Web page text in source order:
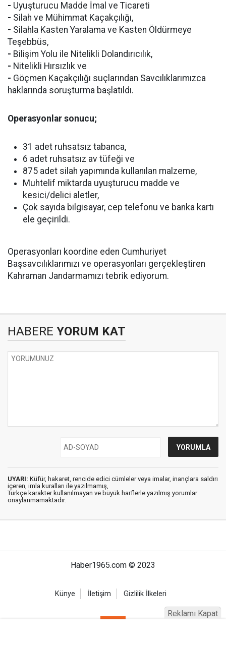
- Uyuşturucu Madde İmal ve Ticareti
- Silah ve Mühimmat Kaçakçılığı,
- Silahla Kasten Yaralama ve Kasten Öldürmeye
Teşebbüs,
- Bilişim Yolu ile Nitelikli Dolandırıcılık,
- Nitelikli Hırsızlık ve
- Göçmen Kaçakçılığı suçlarından Savcılıklarımızca
haklarında soruşturma başlatıldı.
Operasyonlar sonucu;
31 adet ruhsatsız tabanca,
6 adet ruhsatsız av tüfeği ve
875 adet silah yapımında kullanılan malzeme,
Muhtelif miktarda uyuşturucu madde ve
kesici/delici aletler,
Çok sayıda bilgisayar, cep telefonu ve banka kartı
ele geçirildi.
Operasyonları koordine eden Cumhuriyet
Başsavcılıklarımızı ve operasyonları gerçekleştiren
Kahraman Jandarmamızı tebrik ediyorum.
HABERE YORUM KAT
UYARI: Küfür, hakaret, rencide edici cümleler veya imalar, inançlara saldırı
içeren, imla kuralları ile yazılmamış,
Türkçe karakter kullanılmayan ve büyük harflerle yazılmış yorumlar
onaylanmamaktadır.
Haber1965.com © 2023
Künye İletişim Gizlilik İlkeleri
Reklamı Kapat